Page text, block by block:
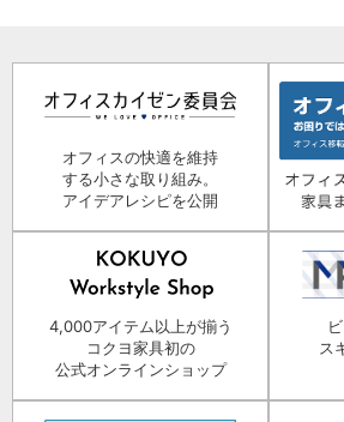
オフィスの快適を維持
する小さな取り組み。
アイデアレシピを公開
4,000アイテム以上が揃う
コクヨ家具初の
公式オンラインショップ
ス